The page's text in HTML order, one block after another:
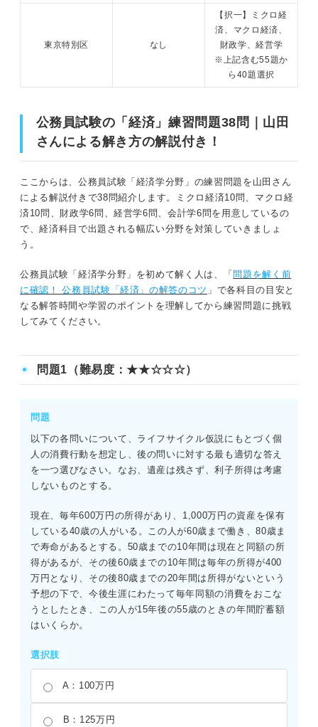
東京特別区 なし
【択一】ミクロ経
済、マクロ経済、
財政学、経営学
※上記含む55題か
ら40題選択
公務員試験の「経済」練習問題38問｜山田
さんによる解き方の解説付き！
ここからは、公務員試験「経済学分野」の練習問題を山田さん
による解説付きで38問紹介します。ミクロ経済10問、マクロ経
済10問、財政学6問、経営学6問、会計学6問を用意しているの
で、経済科目で出題される幅広い分野を対策していきましょ
う。
公務員試験「経済学分野」を初めて解く人は、「 問題を解く前
に確認！ 公務員試験「経済」の解答のコツ 」で各科目の目安と
なる解答時間や学習のポイントを理解してから練習問題に挑戦
してみてください。
問題1（難易度：★★☆☆☆）
問題
以下の各問いについて、ライフサイクル仮説にもとづく個
人の消費行動を想定し、後の問いに対する最も適切な答え
を一つ選びなさい。なお、遺産は残さず、利子所得は考慮
しないものとする。
現在、毎年600万円の所得があり、1,000万円の資産を保有
している40歳の人がいる。この人が60歳まで働き、80歳ま
で寿命があるとする。50歳までの10年間は現在と同額の所
得があるが、その後60歳までの10年間は毎年の所得が400
万円となり、その後80歳までの20年間は所得がないという
予想の下で、今後生涯にわたって毎年同額の消費をおこな
うとしたとき、この人が15年後の55歳のときの年間貯蓄額
はいくらか。
選択肢
A：100万円
B：125万円